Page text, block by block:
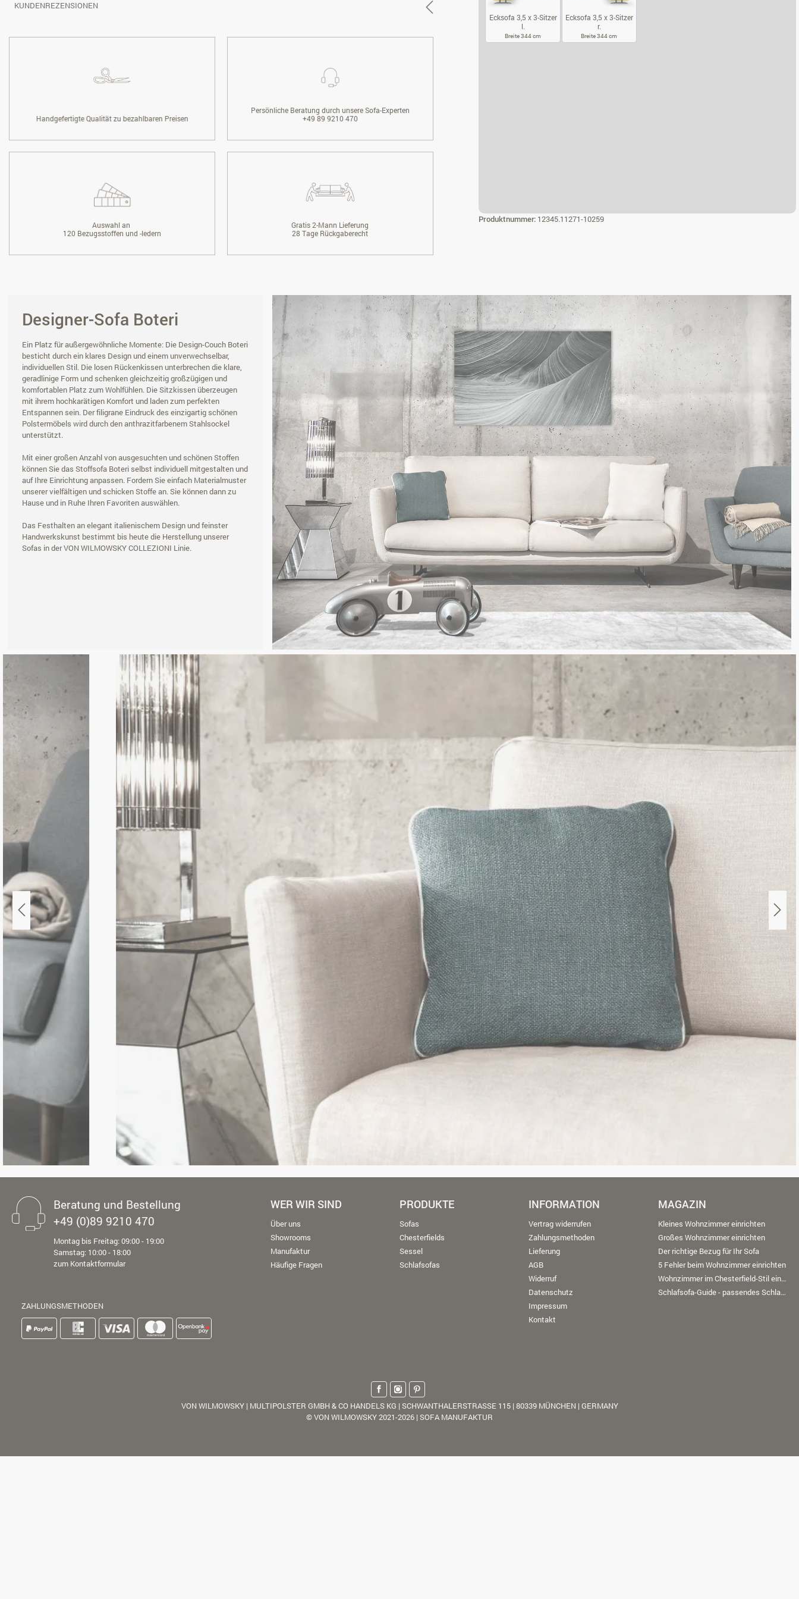
Ecksofa 3,5 x 3-Sitzer
l.
Breite 344 cm
Ecksofa 3,5 x 3-Sitzer
r.
Breite 344 cm
Produktnummer: 12345.11271-10259
KUNDENREZENSIONEN
Handgefertigte Qualität zu bezahlbaren Preisen
Persönliche Beratung durch unsere Sofa-Experten
+49 89 9210 470
Auswahl an
120 Bezugsstoffen und -ledern
Gratis 2-Mann Lieferung
28 Tage Rückgaberecht
Designer-Sofa Boteri
Ein Platz für außergewöhnliche Momente: Die Design-Couch Boteri
besticht durch ein klares Design und einem unverwechselbar,
individuellen Stil. Die losen Rückenkissen unterbrechen die klare,
geradlinige Form und schenken gleichzeitig großzügigen und
komfortablen Platz zum Wohlfühlen. Die Sitzkissen überzeugen
mit ihrem hochkarätigen Komfort und laden zum perfekten
Entspannen sein. Der filigrane Eindruck des einzigartig schönen
Polstermöbels wird durch den anthrazitfarbenem Stahlsockel
unterstützt.
Mit einer großen Anzahl von ausgesuchten und schönen Stoffen
können Sie das Stoffsofa Boteri selbst individuell mitgestalten und
auf Ihre Einrichtung anpassen. Fordern Sie einfach Materialmuster
unserer vielfältigen und schicken Stoffe an. Sie können dann zu
Hause und in Ruhe Ihren Favoriten auswählen.
Das Festhalten an elegant italienischem Design und feinster
Handwerkskunst bestimmt bis heute die Herstellung unserer
Sofas in der VON WILMOWSKY COLLEZIONI Linie.
Beratung und Bestellung
+49 (0)89 9210 470
Montag bis Freitag: 09:00 - 19:00
Samstag: 10:00 - 18:00
zum Kontaktformular
ZAHLUNGSMETHODEN
WER WIR SIND
Über uns
Showrooms
Manufaktur
Häufige Fragen
PRODUKTE
Sofas
Chesterfields
Sessel
Schlafsofas
INFORMATION
Vertrag widerrufen
Zahlungsmethoden
Lieferung
AGB
Widerruf
Datenschutz
Impressum
Kontakt
MAGAZIN
Kleines Wohnzimmer einrichten
Großes Wohnzimmer einrichten
Der richtige Bezug für Ihr Sofa
5 Fehler beim Wohnzimmer einrichten
Wohnzimmer im Chesterfield-Stil einrichten
Schlafsofa-Guide - passendes Schlafsofa finden
VON WILMOWSKY | MULTIPOLSTER GMBH & CO HANDELS KG | SCHWANTHALERSTRASSE 115 | 80339 MÜNCHEN | GERMANY
© VON WILMOWSKY 2021-2026 | SOFA MANUFAKTUR